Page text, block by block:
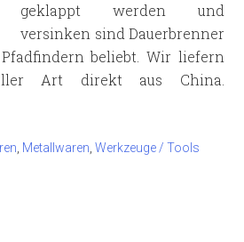
geklappt werden und
versinken sind Dauerbrenner
beliebt. Wir liefern
aller Art direkt aus China.
Metallwaren ,Werkzeuge / Tools